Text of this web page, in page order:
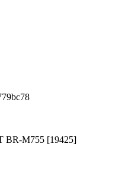
BR-M755 [19425]